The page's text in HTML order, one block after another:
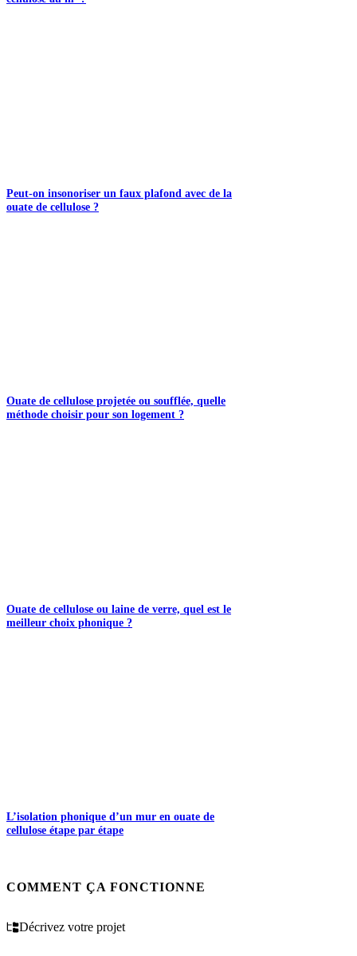
Peut-on insonoriser un faux plafond avec de la
ouate de cellulose ?
Ouate de cellulose projetée ou soufflée, quelle
méthode choisir pour son logement ?
Ouate de cellulose ou laine de verre, quel est le
meilleur choix phonique ?
L’isolation phonique d’un mur en ouate de
cellulose étape par étape
COMMENT ÇA FONCTIONNE
Décrivez votre projet